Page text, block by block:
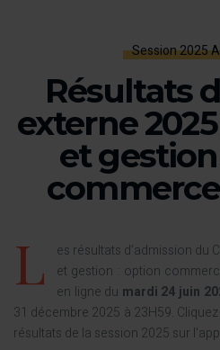
Session 2025
Résultats
externe
et
L
es résultats d’admission du
et gestion : option
en ligne du mardi 24 juin
31 décembre 2025 à 23H59.
résultats de la session 2025 sur